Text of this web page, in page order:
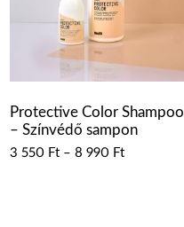
Protective Color Shampoo
– Színvédő sampon
3 550 Ft– 8 990 Ft